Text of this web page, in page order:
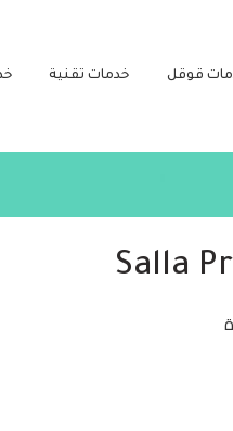
قوقل خدمات تقنية